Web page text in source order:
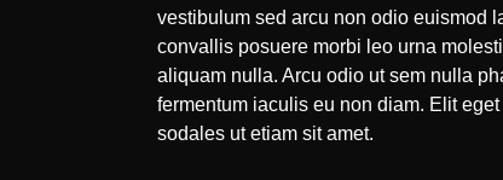
vestibulum sed arcu non odio euismod
convallis posuere morbi leo urna
aliquam nulla. Arcu odio ut sem nulla
fermentum iaculis eu non diam. Elit
sodales ut etiam sit amet.